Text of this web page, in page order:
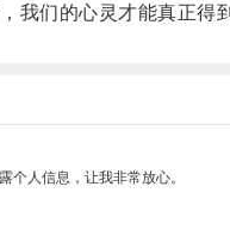
们的心灵才能真正得
个人信息，让我非常放心。